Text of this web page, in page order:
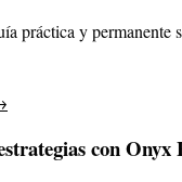
práctica y permanente
con Onyx